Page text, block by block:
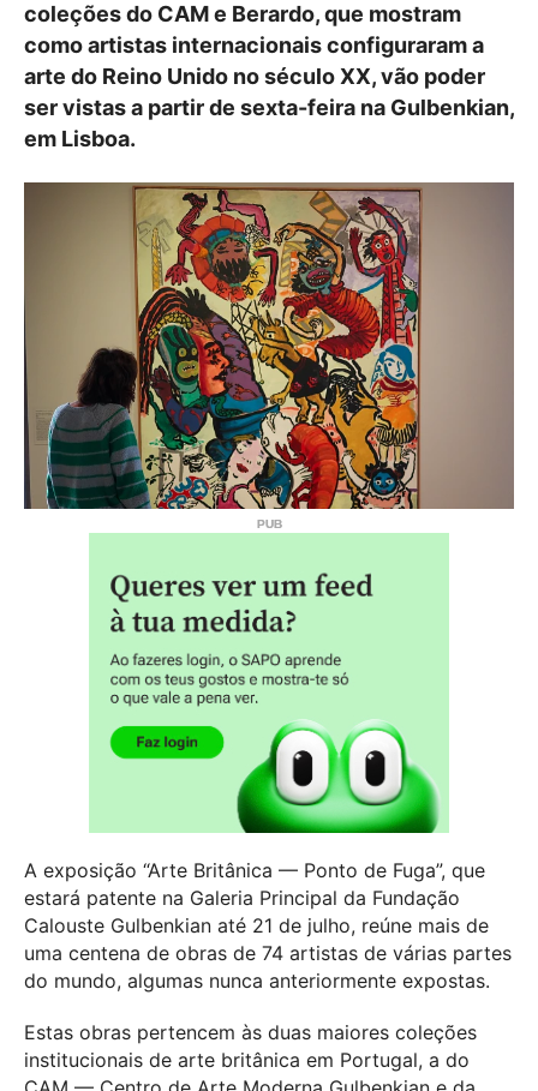
coleções do CAM e Berardo, que mostram
como artistas internacionais configuraram a
arte do Reino Unido no século XX, vão poder
ser vistas a partir de sexta-feira na Gulbenkian,
em Lisboa.
A exposição “Arte Britânica — Ponto de Fuga”, que
estará patente na Galeria Principal da Fundação
Calouste Gulbenkian até 21 de julho, reúne mais de
uma centena de obras de 74 artistas de várias partes
do mundo, algumas nunca anteriormente expostas.
Estas obras pertencem às duas maiores coleções
institucionais de arte britânica em Portugal, a do